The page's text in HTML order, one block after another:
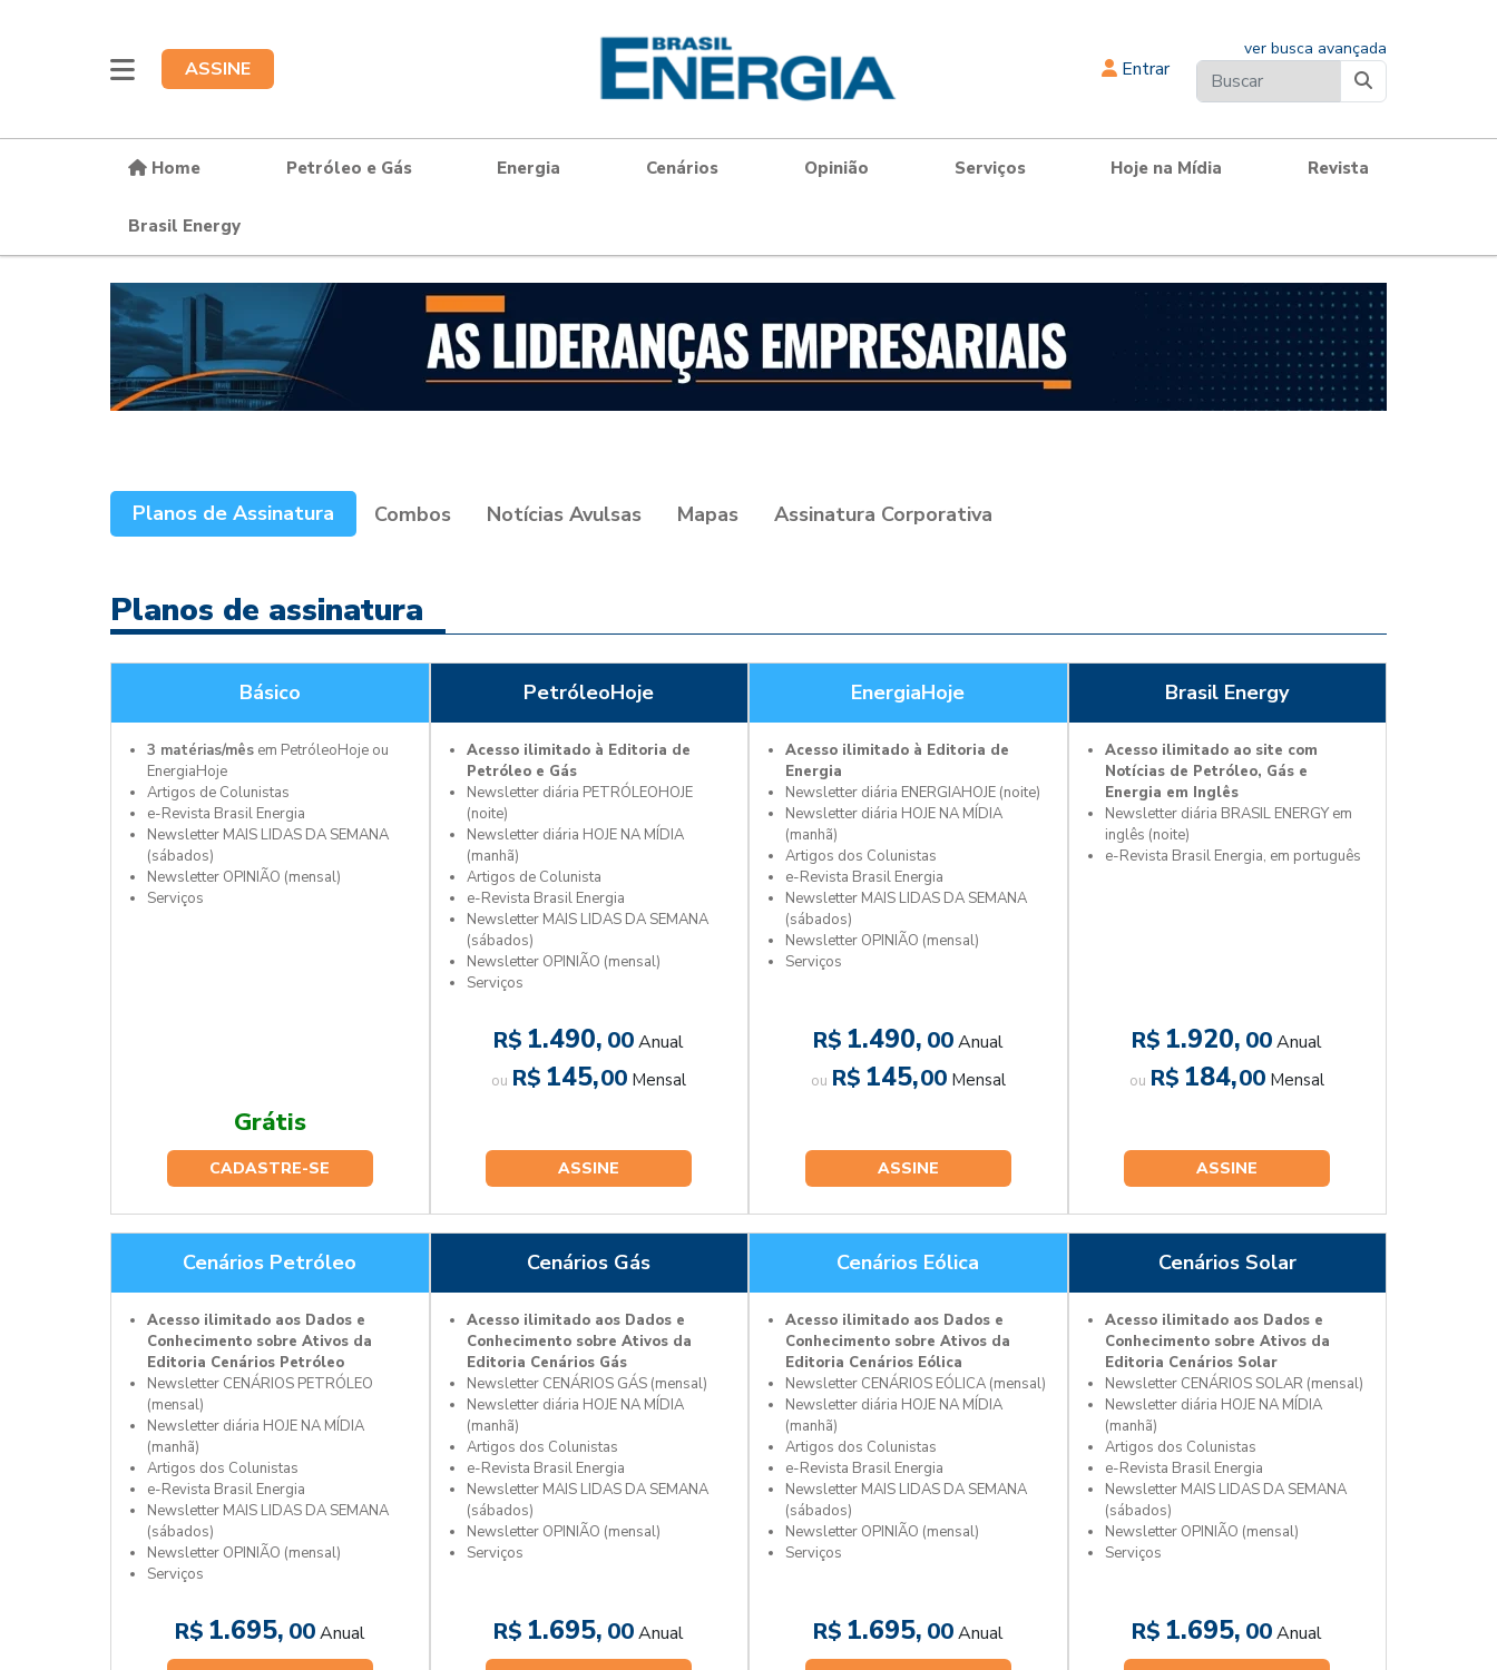
ASSINE Entrar
ver busca avançada
Home Petróleo e Gás Energia Cenários Opinião Serviços Hoje na Mídia Revista
Brasil Energy
Planos de Assinatura Combos Notícias Avulsas Mapas Assinatura Corporativa
Planos de assinatura
Básico
3 matérias/mês em PetróleoHoje ou
EnergiaHoje
Artigos de Colunistas
e-Revista Brasil Energia
Newsletter MAIS LIDAS DA SEMANA
(sábados)
Newsletter OPINIÃO (mensal)
Serviços
Grátis
CADASTRE-SE
PetróleoHoje
Acesso ilimitado à Editoria de
Petróleo e Gás
Newsletter diária PETRÓLEOHOJE
(noite)
Newsletter diária HOJE NA MÍDIA
(manhã)
Artigos de Colunista
e-Revista Brasil Energia
Newsletter MAIS LIDAS DA SEMANA
(sábados)
Newsletter OPINIÃO (mensal)
Serviços
R$ 1.490, 00Anual
ou R$ 145,00 Mensal
ASSINE
EnergiaHoje
Acesso ilimitado à Editoria de
Energia
Newsletter diária ENERGIAHOJE (noite)
Newsletter diária HOJE NA MÍDIA
(manhã)
Artigos dos Colunistas
e-Revista Brasil Energia
Newsletter MAIS LIDAS DA SEMANA
(sábados)
Newsletter OPINIÃO (mensal)
Serviços
R$ 1.490, 00Anual
ou R$ 145,00 Mensal
ASSINE
Brasil Energy
Acesso ilimitado ao site com
Notícias de Petróleo, Gás e
Energia em Inglês
Newsletter diária BRASIL ENERGY em
inglês (noite)
e-Revista Brasil Energia, em português
R$ 1.920, 00Anual
ou R$ 184,00 Mensal
ASSINE
Cenários Petróleo
Acesso ilimitado aos Dados e
Conhecimento sobre Ativos da
Editoria Cenários Petróleo
Newsletter CENÁRIOS PETRÓLEO
(mensal)
Newsletter diária HOJE NA MÍDIA
(manhã)
Artigos dos Colunistas
e-Revista Brasil Energia
Newsletter MAIS LIDAS DA SEMANA
(sábados)
Newsletter OPINIÃO (mensal)
Serviços
R$ 1.695, 00Anual
Cenários Gás
Acesso ilimitado aos Dados e
Conhecimento sobre Ativos da
Editoria Cenários Gás
Newsletter CENÁRIOS GÁS (mensal)
Newsletter diária HOJE NA MÍDIA
(manhã)
Artigos dos Colunistas
e-Revista Brasil Energia
Newsletter MAIS LIDAS DA SEMANA
(sábados)
Newsletter OPINIÃO (mensal)
Serviços
R$ 1.695, 00Anual
Cenários Eólica
Acesso ilimitado aos Dados e
Conhecimento sobre Ativos da
Editoria Cenários Eólica
Newsletter CENÁRIOS EÓLICA (mensal)
Newsletter diária HOJE NA MÍDIA
(manhã)
Artigos dos Colunistas
e-Revista Brasil Energia
Newsletter MAIS LIDAS DA SEMANA
(sábados)
Newsletter OPINIÃO (mensal)
Serviços
R$ 1.695, 00Anual
Cenários Solar
Acesso ilimitado aos Dados e
Conhecimento sobre Ativos da
Editoria Cenários Solar
Newsletter CENÁRIOS SOLAR (mensal)
Newsletter diária HOJE NA MÍDIA
(manhã)
Artigos dos Colunistas
e-Revista Brasil Energia
Newsletter MAIS LIDAS DA SEMANA
(sábados)
Newsletter OPINIÃO (mensal)
Serviços
R$ 1.695, 00Anual